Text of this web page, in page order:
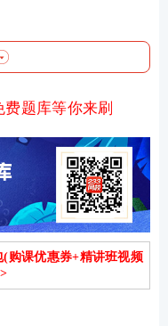
费题库等你来刷
购课优惠券+精讲班视频